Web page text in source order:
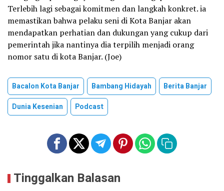
Terlebih lagi sebagai komitmen dan langkah konkret. ia
memastikan bahwa pelaku seni di Kota Banjar akan
mendapatkan perhatian dan dukungan yang cukup dari
pemerintah jika nantinya dia terpilih menjadi orang
nomor satu di kota Banjar. (Joe)
Bacalon Kota Banjar Bambang Hidayah
Berita Banjar
Dunia Kesenian
Podcast
Tinggalkan Balasan